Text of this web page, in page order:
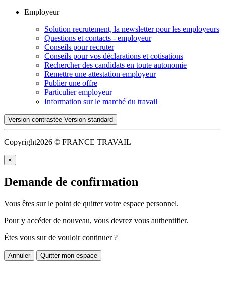
Employeur
Solution recrutement, la newsletter pour les employeurs
Questions et contacts - employeur
Conseils pour recruter
Conseils pour vos déclarations et cotisations
Rechercher des candidats en toute autonomie
Remettre une attestation employeur
Publier une offre
Particulier employeur
Information sur le marché du travail
Version contrastée Version standard
Copyright2026 © FRANCE TRAVAIL
×
Demande de confirmation
Vous êtes sur le point de quitter votre espace personnel.
Pour y accéder de nouveau, vous devrez vous authentifier.
Êtes vous sur de vouloir continuer ?
Annuler Quitter mon espace